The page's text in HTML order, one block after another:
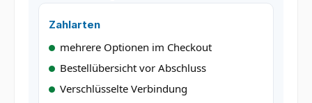
Zahlarten
mehrere Optionen im Checkout
Bestellübersicht vor Abschluss
Verschlüsselte Verbindung